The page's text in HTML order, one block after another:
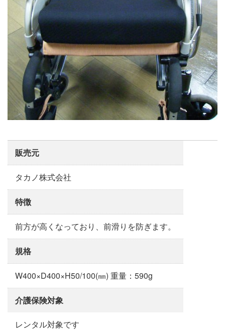
販売元
タカノ株式会社
特徴
前方が高くなっており、前滑りを防ぎます。
規格
W400×D400×H50/100(㎜) 重量：590g
介護保険対象
レンタル対象です